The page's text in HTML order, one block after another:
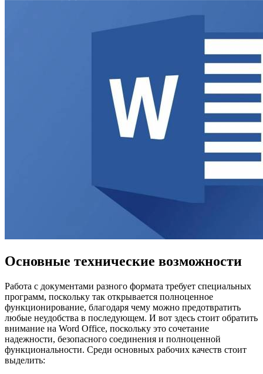
Основные технические возможности
Работа с документами разного формата требует специальных
программ, поскольку так открывается полноценное
функционирование, благодаря чему можно предотвратить
любые неудобства в последующем. И вот здесь стоит обратить
внимание на Word Office, поскольку это сочетание
надежности, безопасного соединения и полноценной
функциональности. Среди основных рабочих качеств стоит
выделить: